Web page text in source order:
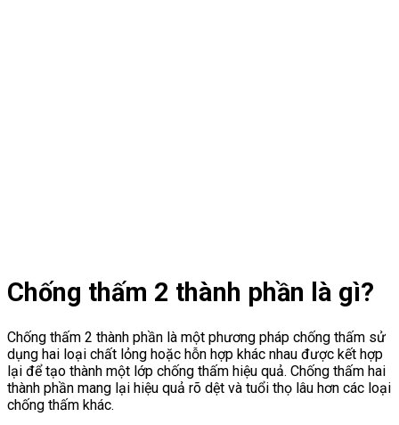
Chống thấm 2 thành phần là gì?
Chống thấm 2 thành phần là một phương pháp chống thấm sử
dụng hai loại chất lỏng hoặc hỗn hợp khác nhau được kết hợp
lại để tạo thành một lớp chống thấm hiệu quả. Chống thấm hai
thành phần mang lại hiệu quả rõ dệt và tuổi thọ lâu hơn các loại
chống thấm khác.